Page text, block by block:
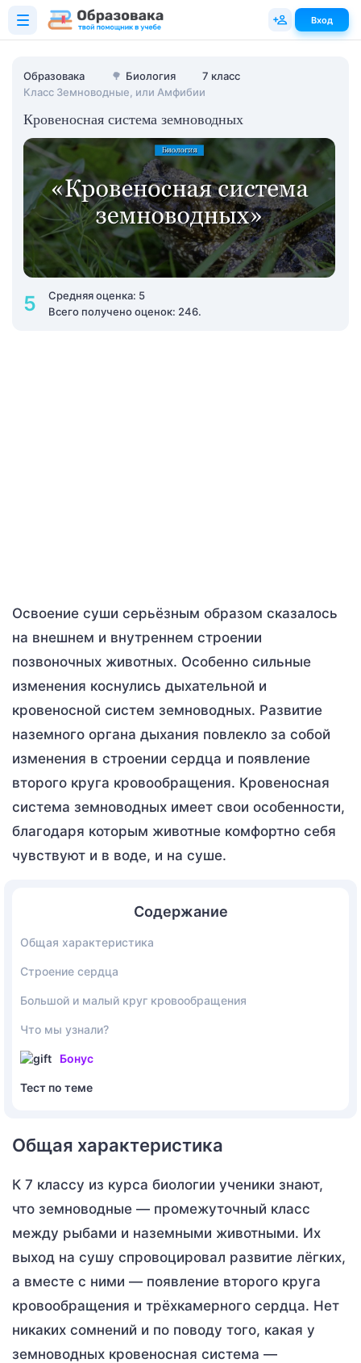
Образовака 🌳 Биология
7 класс
Класс Земноводные, или Амфибии
Кровеносная система земноводных
5
Средняя оценка: 5
Всего получено оценок: 246.
Освоение суши серьёзным образом сказалось
на внешнем и внутреннем строении
позвоночных животных. Особенно сильные
изменения коснулись дыхательной и
кровеносной систем земноводных. Развитие
наземного органа дыхания повлекло за собой
изменения в строении сердца и появление
второго круга кровообращения. Кровеносная
система земноводных имеет свои особенности,
благодаря которым животные комфортно себя
чувствуют и в воде, и на суше.
Содержание
Общая характеристика
Строение сердца
Большой и малый круг кровообращения
Что мы узнали?
Бонус
Тест по теме
Общая характеристика
К 7 классу из курса биологии ученики знают,
что земноводные — промежуточный класс
между рыбами и наземными животными. Их
выход на сушу спровоцировал развитие лёгких,
а вместе с ними — появление второго круга
кровообращения и трёхкамерного сердца. Нет
никаких сомнений и по поводу того, какая у
земноводных кровеносная система —
Вход